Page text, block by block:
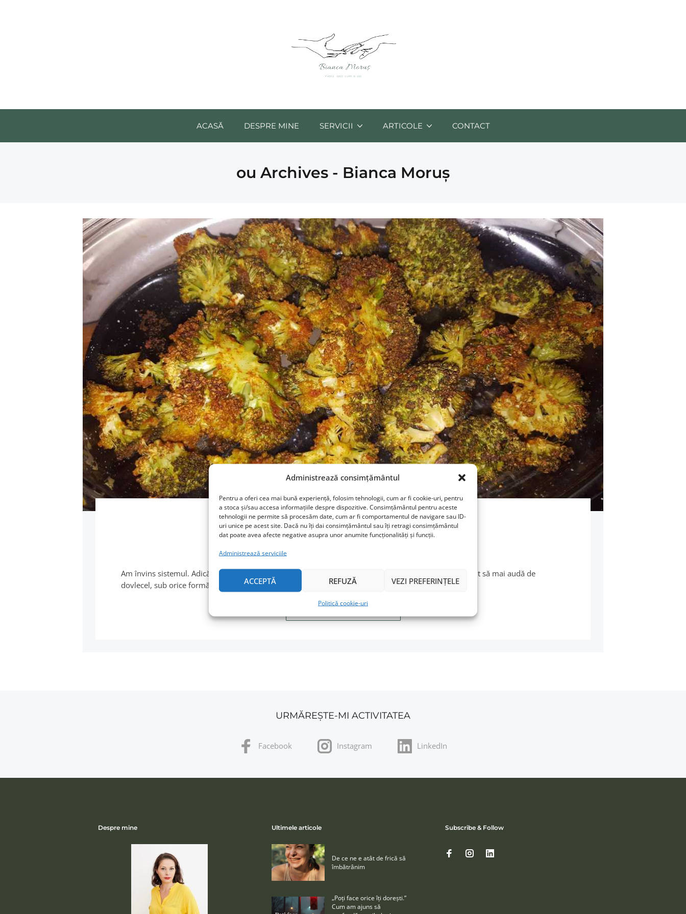
Administrează consimțământul
Pentru a oferi cea mai bună experiență, folosim tehnologii, cum ar fi cookie-uri, pentru
a stoca și/sau accesa informațiile despre dispozitive. Consimțământul pentru aceste
tehnologii ne permite să procesăm date, cum ar fi comportamentul de navigare sau ID-
uri unice pe acest site. Dacă nu îți dai consimțământul sau îți retragi consimțământul
dat poate avea afecte negative asupra unor anumite funcționalități și funcții.
Administrează serviciile
ACCEPTĂ REFUZĂ VEZI PREFERINȚELE
Politică cookie-uri
ACASĂ DESPRE MINE SERVICII ARTICOLE CONTACT
ou Archives - Bianca Moruș
Găteală de-o seară
Am învins sistemul. Adică pe fiică-mea. Adică după mai bine de o jumătate de an de când nici nu a vrut să mai audă de
dovlecel, sub orice formă ar fi fost el, am reuşit să o conving să mănânce din nou.
URMĂREȘTE-MI ACTIVITATEA
Facebook Instagram LinkedIn
Despre mine Ultimele articole
De ce ne e atât de frică să
îmbătrânim
„Poţi face orice îţi doreşti.”
Cum am ajuns să
Subscribe & Follow